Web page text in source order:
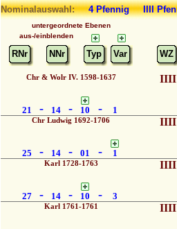
Nominalauswahl:4 Pfennig IIII
untergeordnete Ebenen
aus-/einblenden
RNr NNr Typ Var WZ
Chr & Wolr IV. 1598-1637
21 - 14 - 10 - 1
IIII
Chr Ludwig 1692-1706
25 - 14 - 01 - 1
IIII
Karl 1728-1763
27 - 14 - 10 - 3
IIII
Karl 1761-1761 IIII